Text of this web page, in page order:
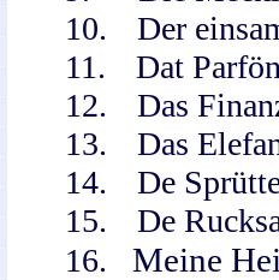
10.
Der
11.
Dat
12.
Das
13.
Das
14.
De
15.
De
16. Meine